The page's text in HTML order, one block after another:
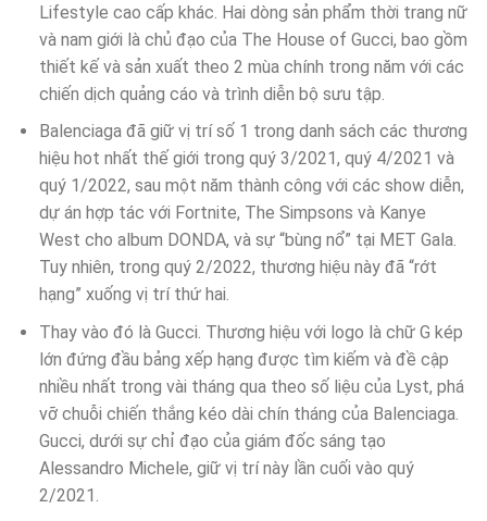
Lifestyle cao cấp khác. Hai dòng sản phẩm thời trang nữ
và nam giới là chủ đạo của The House of Gucci, bao gồm
thiết kế và sản xuất theo 2 mùa chính trong năm với các
chiến dịch quảng cáo và trình diễn bộ sưu tập.
Balenciaga đã giữ vị trí số 1 trong danh sách các thương
hiệu hot nhất thế giới trong quý 3/2021, quý 4/2021 và
quý 1/2022, sau một năm thành công với các show diễn,
dự án hợp tác với Fortnite, The Simpsons và Kanye
West cho album DONDA, và sự “bùng nổ” tại MET Gala.
Tuy nhiên, trong quý 2/2022, thương hiệu này đã “rớt
hạng” xuống vị trí thứ hai.
Thay vào đó là Gucci. Thương hiệu với logo là chữ G kép
lớn đứng đầu bảng xếp hạng được tìm kiếm và đề cập
nhiều nhất trong vài tháng qua theo số liệu của Lyst, phá
vỡ chuỗi chiến thắng kéo dài chín tháng của Balenciaga.
Gucci, dưới sự chỉ đạo của giám đốc sáng tạo
Alessandro Michele, giữ vị trí này lần cuối vào quý
2/2021.